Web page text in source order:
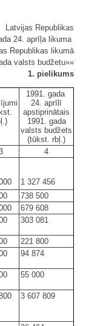
Latvijas Republikas
24. aprīļa likuma
Republikas likumā
valsts budžetu»»
1. pielikums
1991. gada
24. aprīlī
apstiprinātais
1991. gada
valsts budžets
(tūkst. rbļ.)
4
1 327 456
738 500
679 608
303 081
221 800
94 874
55 000
3 607 809